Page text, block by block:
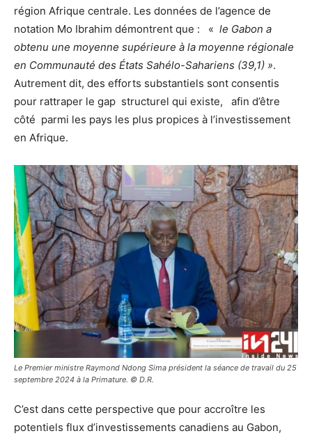
région Afrique centrale. Les données de l’agence de
notation Mo Ibrahim démontrent que : « le Gabon a
obtenu une moyenne supérieure à la moyenne régionale
en Communauté des États Sahélo-Sahariens (39,1) ».
Autrement dit, des efforts substantiels sont consentis
pour rattraper le gap structurel qui existe, afin d’être
côté parmi les pays les plus propices à l’investissement
en Afrique.
Le Premier ministre Raymond Ndong Sima président la séance de travail du 25
septembre 2024 à la Primature. © D.R.
C’est dans cette perspective que pour accroître les
potentiels flux d’investissements canadiens au Gabon,